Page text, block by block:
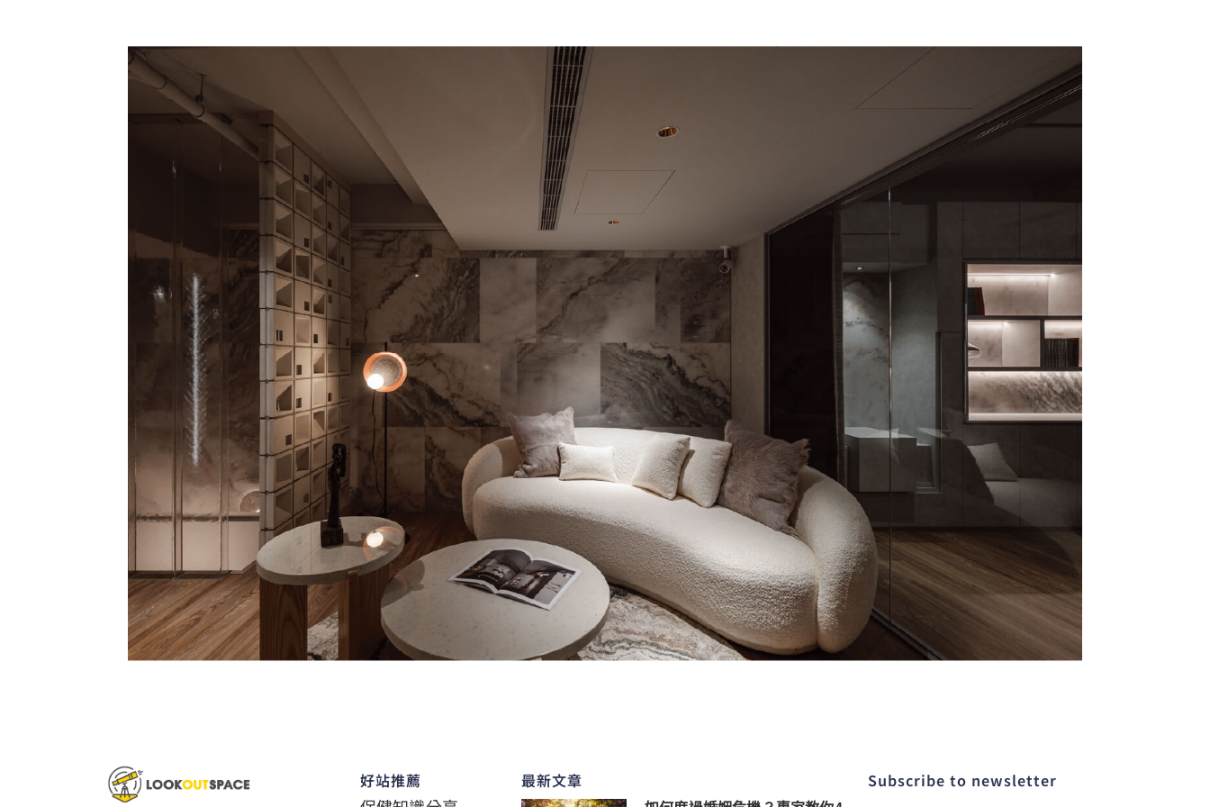
好站推薦 最新文章 Subscribe to newsletter​